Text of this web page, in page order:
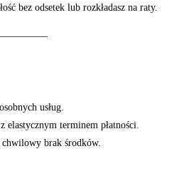
bez odsetek lub rozkładasz na raty.
usług.
elastycznym terminem płatności.
chwilowy brak środków.